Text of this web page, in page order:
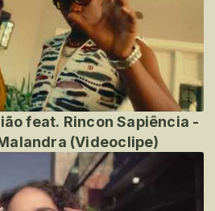
feat. Rincon Sapiência -
(Videoclipe)